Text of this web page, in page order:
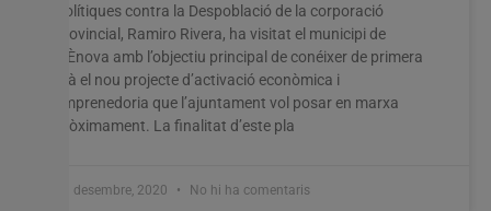
Polítiques contra la Despoblació de la corporació
provincial, Ramiro Rivera, ha visitat el municipi de
L’Ènova amb l’objectiu principal de conéixer de primera
mà el nou projecte d’activació econòmica i
emprenedoria que l’ajuntament vol posar en marxa
pròximament. La finalitat d’este pla
11 desembre, 2020 No hi ha comentaris